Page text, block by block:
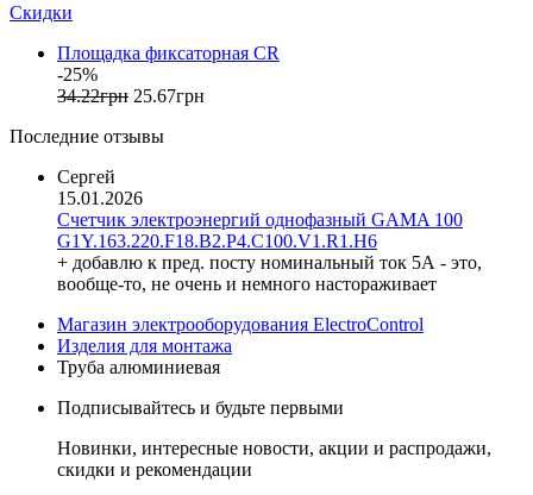
Galkat (Украина)
GENERICA (Китай)
Gewiss (Италия)
GreenVision (Китай)
Hager (Германия)
Haupa (Германия)
HD Hyundai Electric (Корея)
Hemstedt (Германия)
Horoz Electric (Турция)
Huawei (Китай)
IME (Италия)
Install Group (Украина)
IPmall (Украина)
JA SOLAR (Китай)
Kanlux
Katko (Финляндия)
Скидки
Площадка фиксаторная CR
-25%
34.22грн 25.67грн
Последние отзывы
Сергей
15.01.2026
Счетчик электроэнергий однофазный GAMA 100
G1Y.163.220.F18.B2.P4.C100.V1.R1.H6
+ добавлю к пред. посту номинальный ток 5А - это,
вообще-то, не очень и немного настораживает
Магазин электрооборудования ElectroControl
Изделия для монтажа
Труба алюминиевая
Подписывайтесь и будьте первыми
Новинки, интересные новости, акции и распродажи,
скидки и рекомендации